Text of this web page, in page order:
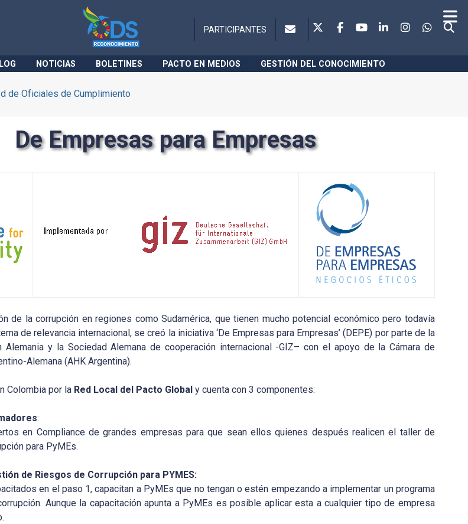
PARTICIPANTES
NOTICIAS BOLETINES PACTO EN MEDIOS GESTIÓN DEL CONOCIMIENTO
de Oficiales de Cumplimiento
De Empresas para Empresas
de la corrupción en regiones como Sudamérica, que tienen mucho potencial económico pero todavía
de relevancia internacional, se creó la iniciativa ‘De Empresas para Empresas’ (DEPE) por parte de la
Alemania y la Sociedad Alemana de cooperación internacional -GIZ– con el apoyo de la Cámara de
Alemana (AHK Argentina).
Colombia por la Red Local del Pacto Global y cuenta con 3 componentes:
:
en Compliance de grandes empresas para que sean ellos quienes después realicen el taller de
para PyMEs.
de Riesgos de Corrupción para PYMES:
en el paso 1, capacitan a PyMEs que no tengan o estén empezando a implementar un programa
Aunque la capacitación apunta a PyMEs es posible aplicar esta a cualquier tipo de empresa